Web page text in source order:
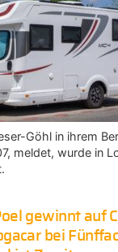
Göhl in ihrem
meldet, wurde in
gewinnt auf
bei